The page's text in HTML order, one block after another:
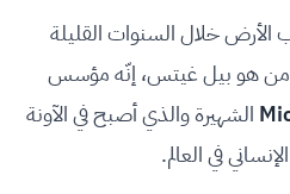
خلال السنوات القليلة
من هو بيل غيتس، إنّه مؤسس
الشهيرة والذي أصبح في الآونة
في العالم.